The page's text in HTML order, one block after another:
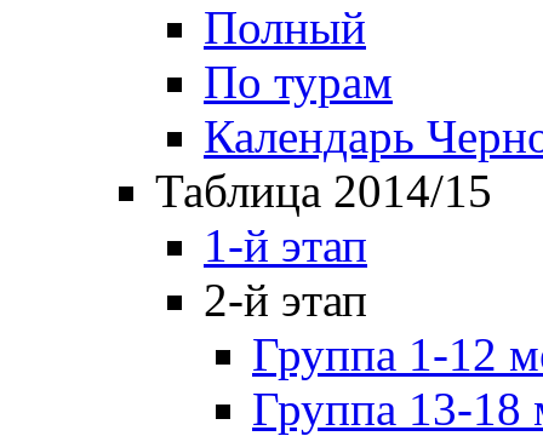
Полный
По турам
Календарь
Таблица 2014/15
1-й этап
2-й этап
Группа 1-12
Группа 13-18